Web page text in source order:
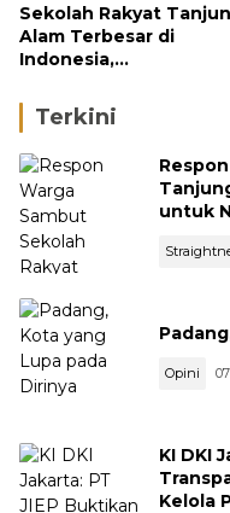
Sekolah Rakyat
Alam Terbesar di
Indonesia,
September
Terkini
untuk
Opini
KI DKI
Kelola